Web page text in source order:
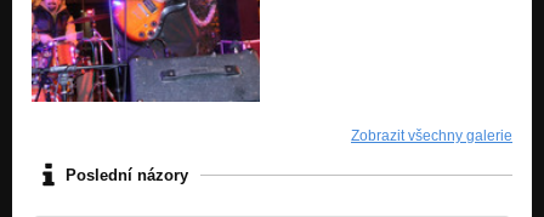
Zobrazit všechny galerie
Poslední názory